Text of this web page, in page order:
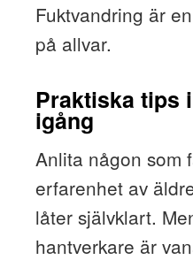
Fuktvandring är
på allvar.
Praktiska tips
igång
Anlita någon som
erfarenhet av
låter självklart.
hantverkare är